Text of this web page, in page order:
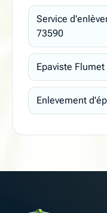
Service
73590
Epaviste
Enlevement